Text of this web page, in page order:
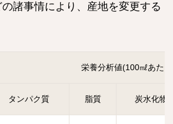
諸事情により、産地を変更する
栄養分析値(100㎖あた
タンパク質 脂質 炭水化物